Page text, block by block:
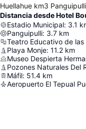
Huellahue km3
Distancia desde Hotel
Estadio Municipal: 3.1
Panguipulli: 3.7 km
Teatro Educativo de
Playa Monje: 11.2 km
Museo Despierta
Pozones Naturales Del
Máfil: 51.4 km
Aeropuerto El Tepual